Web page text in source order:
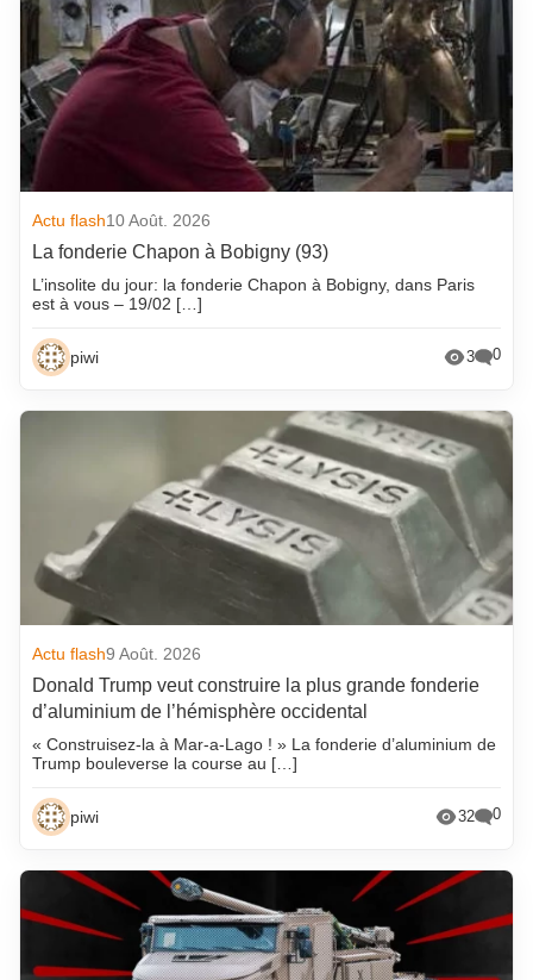
Actu flash10 Août. 2026
La fonderie Chapon à Bobigny (93)
L’insolite du jour: la fonderie Chapon à Bobigny, dans Paris
est à vous – 19/02 […]
piwi 3 0
Actu flash9 Août. 2026
Donald Trump veut construire la plus grande fonderie
d’aluminium de l’hémisphère occidental
« Construisez-la à Mar-a-Lago ! » La fonderie d’aluminium de
Trump bouleverse la course au […]
piwi 32 0